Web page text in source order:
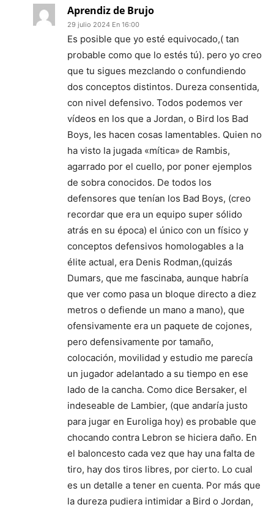
Aprendiz de Brujo
29 julio 2024 En 16:00
Es posible que yo esté equivocado,( tan
probable como que lo estés tú). pero yo creo
que tu sigues mezclando o confundiendo
dos conceptos distintos. Dureza consentida,
con nivel defensivo. Todos podemos ver
vídeos en los que a Jordan, o Bird los Bad
Boys, les hacen cosas lamentables. Quien no
ha visto la jugada «mítica» de Rambis,
agarrado por el cuello, por poner ejemplos
de sobra conocidos. De todos los
defensores que tenían los Bad Boys, (creo
recordar que era un equipo super sólido
atrás en su época) el único con un físico y
conceptos defensivos homologables a la
élite actual, era Denis Rodman,(quizás
Dumars, que me fascinaba, aunque habría
que ver como pasa un bloque directo a diez
metros o defiende un mano a mano), que
ofensivamente era un paquete de cojones,
pero defensivamente por tamaño,
colocación, movilidad y estudio me parecía
un jugador adelantado a su tiempo en ese
lado de la cancha. Como dice Bersaker, el
indeseable de Lambier, (que andaría justo
para jugar en Euroliga hoy) es probable que
chocando contra Lebron se hiciera daño. En
el baloncesto cada vez que hay una falta de
tiro, hay dos tiros libres, por cierto. Lo cual
es un detalle a tener en cuenta. Por más que
la dureza pudiera intimidar a Bird o Jordan,